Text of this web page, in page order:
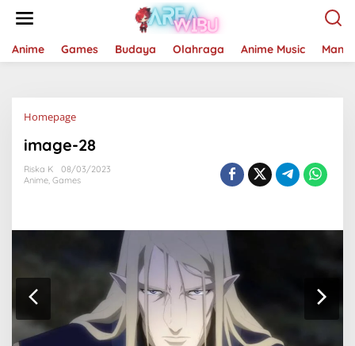
Anime Games Budaya Olahraga Anime Music
HomepageLampiran
image-28
Riska K
08/03/2023
Anime, Games